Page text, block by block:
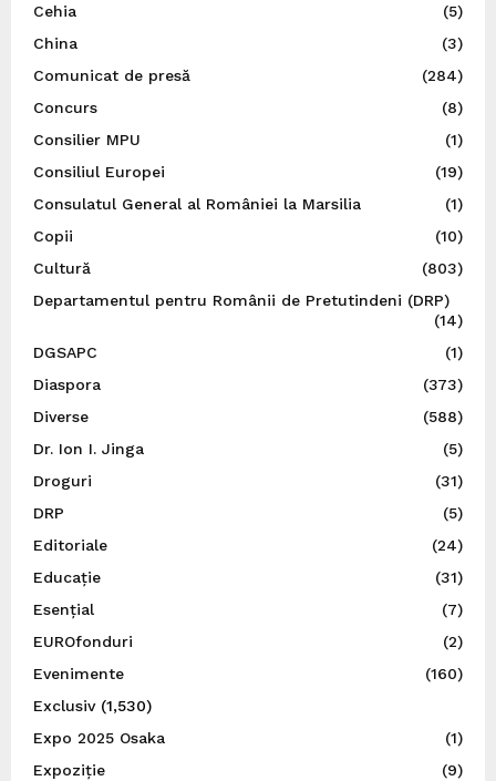
Cehia
(5)
China
(3)
Comunicat de presă
(284)
Concurs
(8)
Consilier MPU
(1)
Consiliul Europei
(19)
Consulatul General al României la Marsilia
(1)
Copii
(10)
Cultură
(803)
Departamentul pentru Românii de Pretutindeni (DRP)
(14)
DGSAPC
(1)
Diaspora
(373)
Diverse
(588)
Dr. Ion I. Jinga
(5)
Droguri
(31)
DRP
(5)
Editoriale
(24)
Educație
(31)
Esențial
(7)
EUROfonduri
(2)
Evenimente
(160)
Exclusiv(1,530)
Expo 2025 Osaka
(1)
Expoziție
(9)